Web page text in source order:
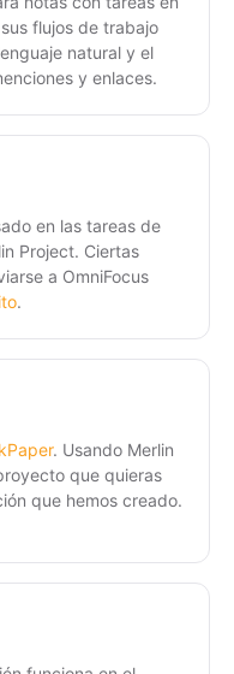
flujos de trabajo
natural y el
y enlaces.
en las tareas de
Project. Ciertas
a OmniFocus
.
. Usando Merlin
que quieras
que hemos creado.